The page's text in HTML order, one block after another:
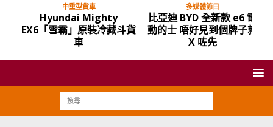
中重型貨車
Hyundai Mighty
EX6「雪霸」原裝冷藏斗貨
車
多媒體節目
比亞迪 BYD 全新款 e6 電
動的士 唔好見到個牌子就
X 咗先